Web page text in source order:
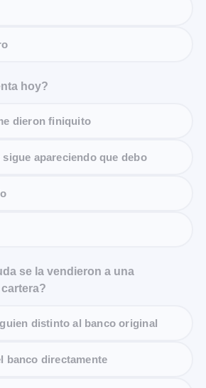
hoy?
dieron finiquito
sigue apareciendo que debo
se la vendieron a una
distinto al banco original
banco directamente